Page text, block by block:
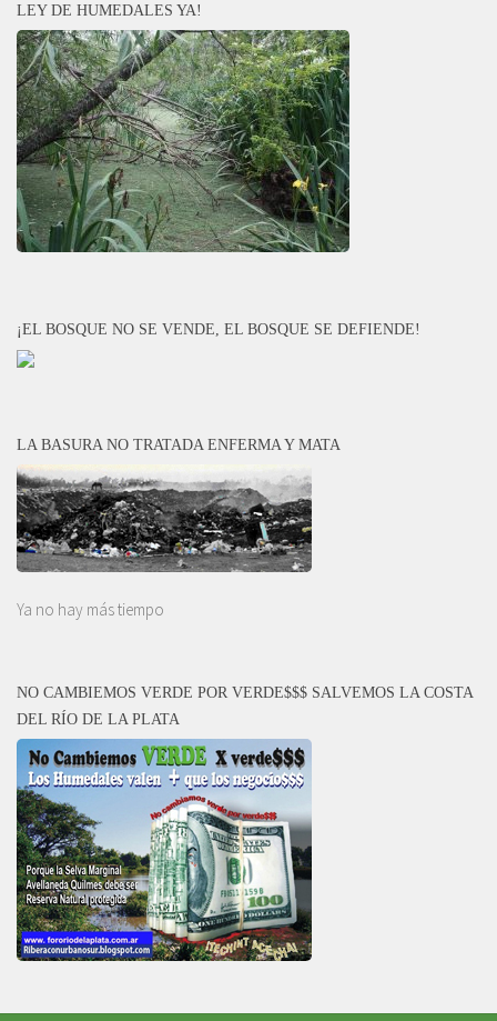
LEY DE HUMEDALES YA!
¡EL BOSQUE NO SE VENDE, EL BOSQUE SE DEFIENDE!
LA BASURA NO TRATADA ENFERMA Y MATA
Ya no hay más tiempo
NO CAMBIEMOS VERDE POR VERDE$$$ SALVEMOS LA COSTA
DEL RÍO DE LA PLATA